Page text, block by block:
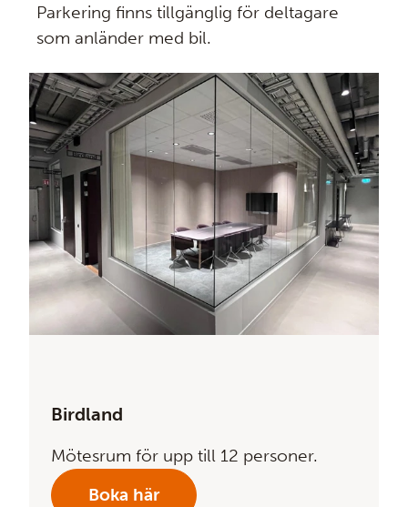
Parkering finns tillgänglig för deltagare
som anländer med bil.
Birdland
Mötesrum för upp till 12 personer.
Boka här